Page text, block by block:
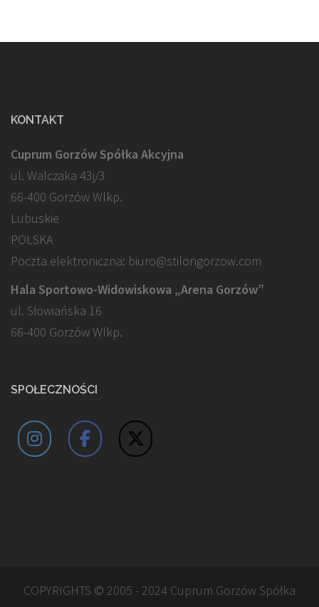
KONTAKT
Cuprum Gorzów Spółka Akcyjna
ul. Walczaka 43j/3
66-400 Gorzów Wlkp.
Lubuskie
POLSKA
Poczta elektroniczna: biuro@stilongorzow.com
Hala Sportowo-Widowiskowa „Arena Gorzów”
ul. Słowiańska 16
66-400 Gorzów Wlkp.
SPOŁECZNOŚCI
COPYRIGHTS © 2005 - 2024 Cuprum Gorzów Spółka